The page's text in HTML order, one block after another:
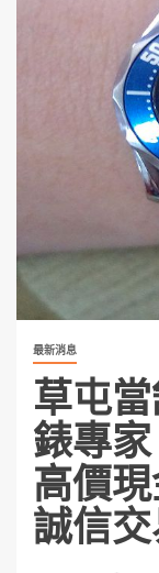
最新消息
草屯
錶專
高價
誠信